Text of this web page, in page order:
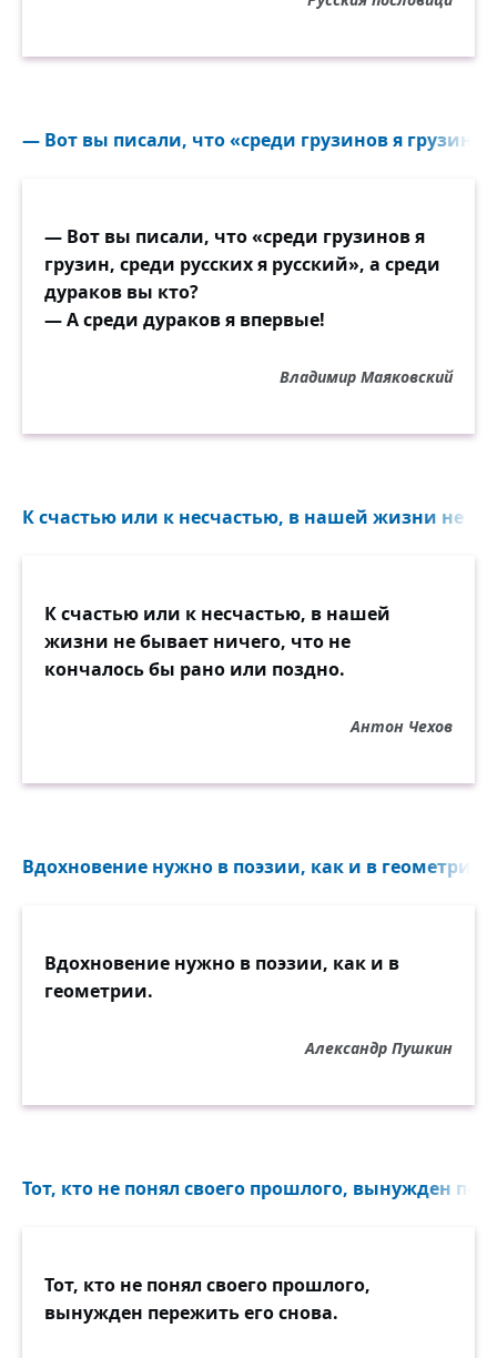
— Вот вы писали, что «среди грузинов я грузин,
— Вот вы писали, что «среди грузинов я
грузин, среди русских я русский», а среди
дураков вы кто?
— А среди дураков я впервые!
Владимир Маяковский
К счастью или к несчастью, в нашей жизни не
К счастью или к несчастью, в нашей
жизни не бывает ничего, что не
кончалось бы рано или поздно.
Антон Чехов
Вдохновение нужно в поэзии, как и в
Вдохновение нужно в поэзии, как и в
геометрии.
Александр Пушкин
Тот, кто не понял своего прошлого, вынужден
Тот, кто не понял своего прошлого,
вынужден пережить его снова.